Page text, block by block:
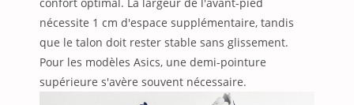
nécessite 1 cm d'espace supplémentaire, tandis
que le talon doit rester stable sans glissement.
Pour les modèles Asics, une demi-pointure
supérieure s'avère souvent nécessaire.